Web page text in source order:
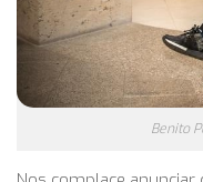
Benito